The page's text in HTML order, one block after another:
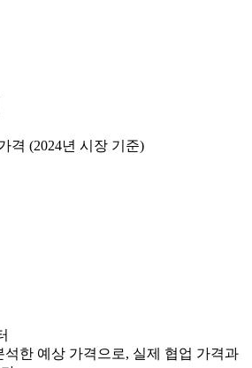
격 (2024년 시장 기준)
한 예상 가격으로, 실제 협업 가격과